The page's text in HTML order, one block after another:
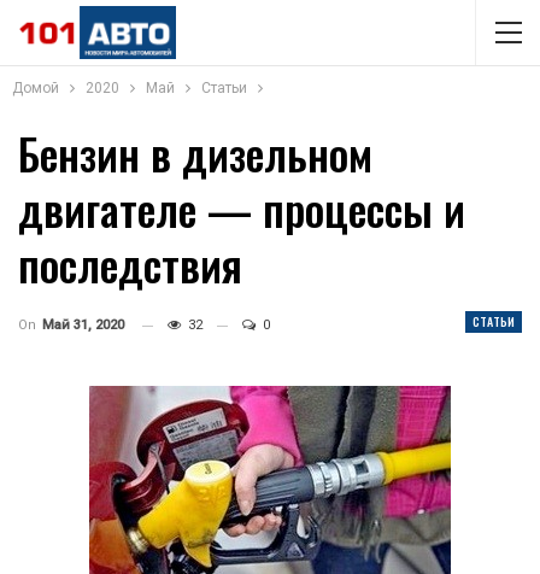
Домой 2020 Май Статьи
Бензин в дизельном
двигателе — процессы и
последствия
СТАТЬИ
On Май 31, 2020 32 0